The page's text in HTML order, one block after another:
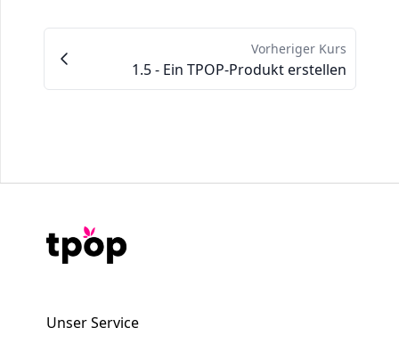
Vorheriger Kurs
1.5 - Ein TPOP-Produkt erstellen
Unser Service